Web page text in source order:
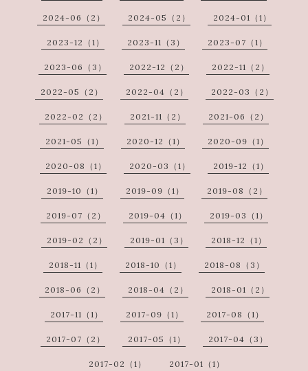
2024-06（2） 2024-05（2） 2024-01（1）
2023-12（1） 2023-11（3） 2023-07（1）
2023-06（3） 2022-12（2） 2022-11（2）
2022-05（2） 2022-04（2） 2022-03（2）
2022-02（2） 2021-11（2） 2021-06（2）
2021-05（1） 2020-12（1） 2020-09（1）
2020-08（1） 2020-03（1） 2019-12（1）
2019-10（1） 2019-09（1） 2019-08（2）
2019-07（2） 2019-04（1） 2019-03（1）
2019-02（2） 2019-01（3） 2018-12（1）
2018-11（1） 2018-10（1） 2018-08（3）
2018-06（2） 2018-04（2） 2018-01（2）
2017-11（1） 2017-09（1） 2017-08（1）
2017-07（2） 2017-05（1） 2017-04（3）
2017-02（1） 2017-01（1）